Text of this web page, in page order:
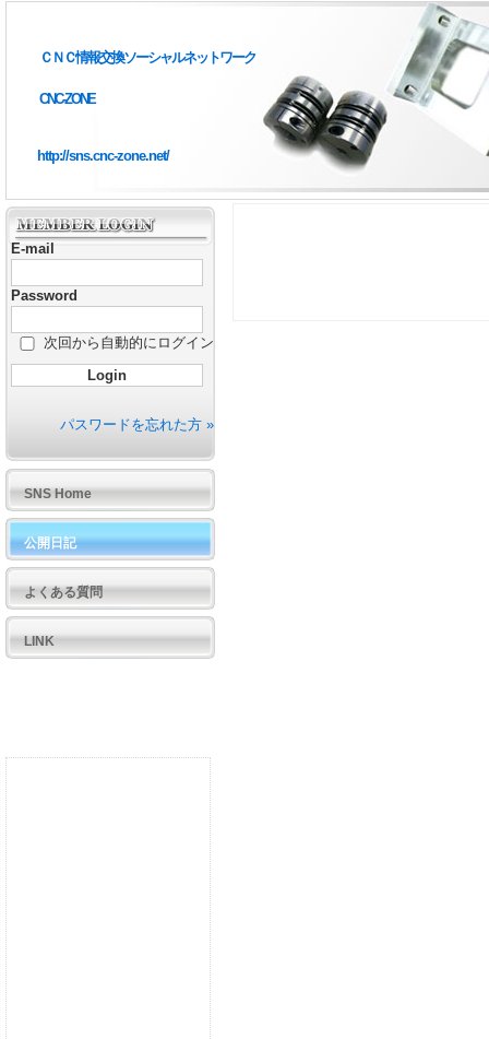
ＣＮＣ情報交換ソーシャルネットワーク
CNC-ZONE
http://sns.cnc-zone.net/
E-mail
Password
次回から自動的にログイン
パスワードを忘れた方 »
SNS Home
公開日記
よくある質問
LINK